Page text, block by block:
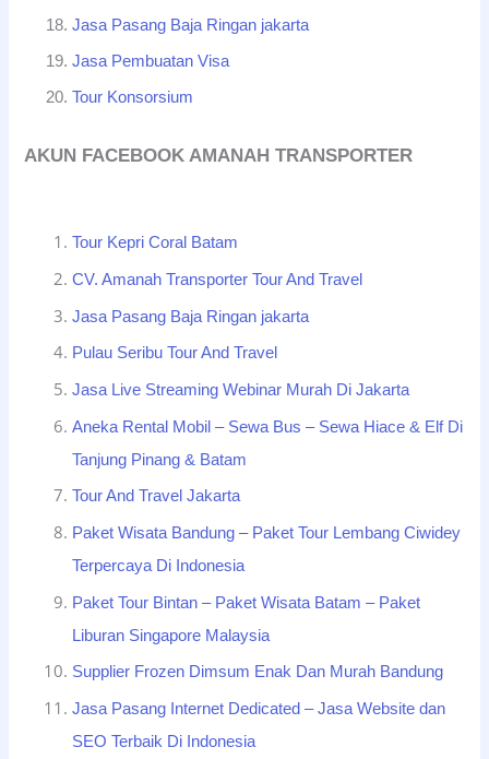
Jasa Pasang Baja Ringan jakarta
Jasa Pembuatan Visa
Tour Konsorsium
AKUN FACEBOOK AMANAH TRANSPORTER
Tour Kepri Coral Batam
CV. Amanah Transporter Tour And Travel
Jasa Pasang Baja Ringan jakarta
Pulau Seribu Tour And Travel
Jasa Live Streaming Webinar Murah Di Jakarta
Aneka Rental Mobil – Sewa Bus – Sewa Hiace & Elf Di
Tanjung Pinang & Batam
Tour And Travel Jakarta
Paket Wisata Bandung – Paket Tour Lembang Ciwidey
Terpercaya Di Indonesia
Paket Tour Bintan – Paket Wisata Batam – Paket
Liburan Singapore Malaysia
Supplier Frozen Dimsum Enak Dan Murah Bandung
Jasa Pasang Internet Dedicated – Jasa Website dan
SEO Terbaik Di Indonesia